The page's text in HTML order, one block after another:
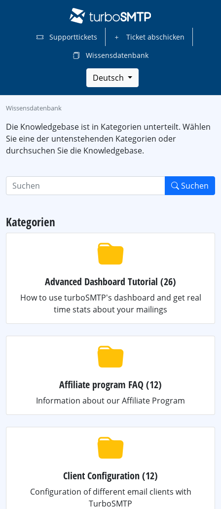
Supporttickets
Ticket abschicken
Wissensdatenbank
Deutsch
Wissensdatenbank
Die Knowledgebase ist in Kategorien unterteilt. Wählen
Sie eine der untenstehenden Kategorien oder
durchsuchen Sie die Knowledgebase.
Suchen
Kategorien
Advanced Dashboard Tutorial (26)
How to use turboSMTP's dashboard and get real
time stats about your mailings
Affiliate program FAQ (12)
Information about our Affiliate Program
Client Configuration(12)
Configuration of different email clients with
TurboSMTP